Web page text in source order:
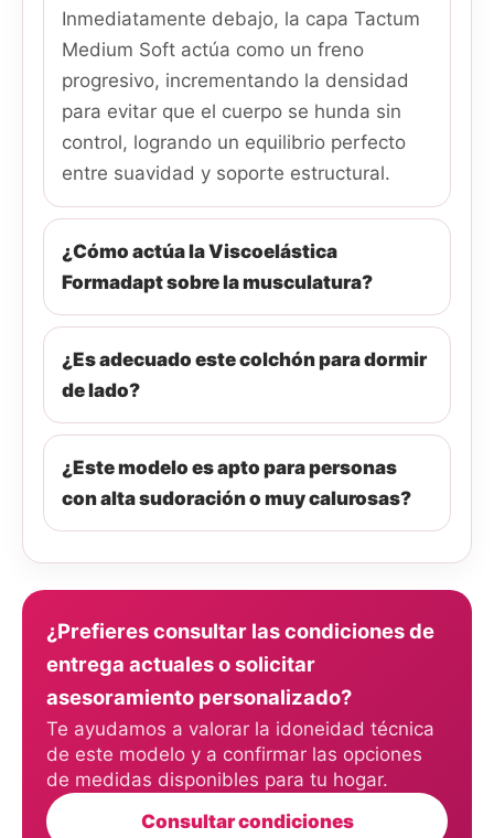
Inmediatamente debajo, la capa Tactum
Medium Soft actúa como un freno
progresivo, incrementando la densidad
para evitar que el cuerpo se hunda sin
control, logrando un equilibrio perfecto
entre suavidad y soporte estructural.
¿Cómo actúa la Viscoelástica
Formadapt sobre la musculatura?
¿Es adecuado este colchón para dormir
de lado?
¿Este modelo es apto para personas
con alta sudoración o muy calurosas?
¿Prefieres consultar las condiciones de
entrega actuales o solicitar
asesoramiento personalizado?
Te ayudamos a valorar la idoneidad técnica
de este modelo y a confirmar las opciones
de medidas disponibles para tu hogar.
Consultar condiciones